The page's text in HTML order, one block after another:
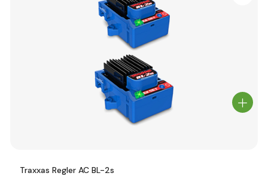
Traxxas Regler AC BL-2s